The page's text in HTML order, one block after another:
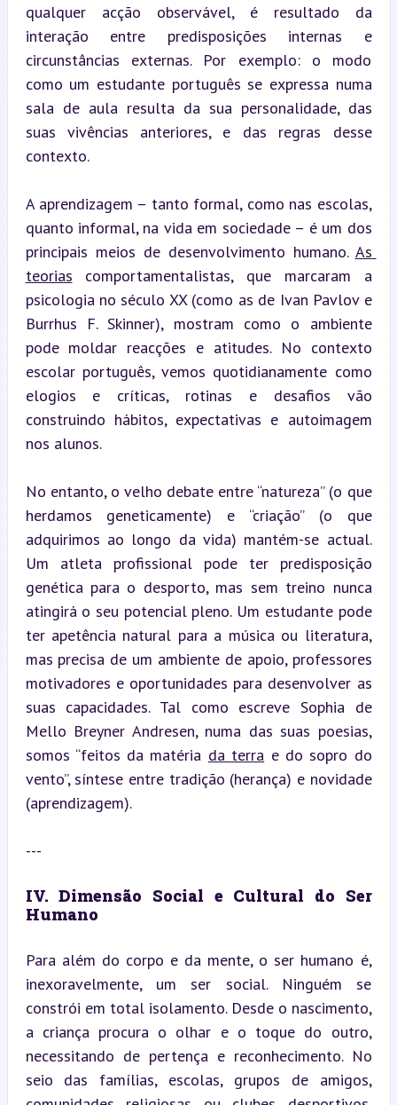
qualquer acção observável, é resultado da
interação entre predisposições internas e
circunstâncias externas. Por exemplo: o modo
como um estudante português se expressa numa
sala de aula resulta da sua personalidade, das
suas vivências anteriores, e das regras desse
contexto.
A aprendizagem – tanto formal, como nas escolas,
quanto informal, na vida em sociedade – é um dos
principais meios de desenvolvimento humano. As
teorias comportamentalistas, que marcaram a
psicologia no século XX (como as de Ivan Pavlov e
Burrhus F. Skinner), mostram como o ambiente
pode moldar reacções e atitudes. No contexto
escolar português, vemos quotidianamente como
elogios e críticas, rotinas e desafios vão
construindo hábitos, expectativas e autoimagem
nos alunos.
No entanto, o velho debate entre “natureza” (o que
herdamos geneticamente) e “criação” (o que
adquirimos ao longo da vida) mantém-se actual.
Um atleta profissional pode ter predisposição
genética para o desporto, mas sem treino nunca
atingirá o seu potencial pleno. Um estudante pode
ter apetência natural para a música ou literatura,
mas precisa de um ambiente de apoio, professores
motivadores e oportunidades para desenvolver as
suas capacidades. Tal como escreve Sophia de
Mello Breyner Andresen, numa das suas poesias,
somos “feitos da matéria da terra e do sopro do
vento”, síntese entre tradição (herança) e novidade
(aprendizagem).
---
IV. Dimensão Social e Cultural do Ser
Humano
Para além do corpo e da mente, o ser humano é,
inexoravelmente, um ser social. Ninguém se
constrói em total isolamento. Desde o nascimento,
a criança procura o olhar e o toque do outro,
necessitando de pertença e reconhecimento. No
seio das famílias, escolas, grupos de amigos,